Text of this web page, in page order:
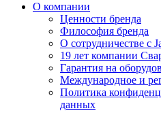
О компании
Ценности бренда
Философия бренда
О сотрудничестве с
19 лет компании
Гарантия на
Международное и
Политика
данных